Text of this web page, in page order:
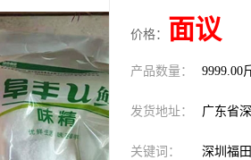
价格： 面议
产品数量： 9999.00
发货地址： 广东省
关键词： 深圳福